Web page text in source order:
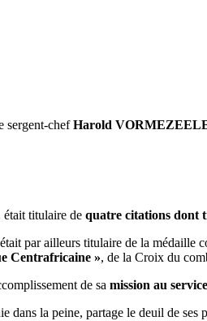
sergent-chefHarold
était titulaire de quatre citations dont
était par ailleurs titulaire de la médaille
Centrafricaine », de la Croix du
de sa mission au
dans la peine, partage le deuil de ses